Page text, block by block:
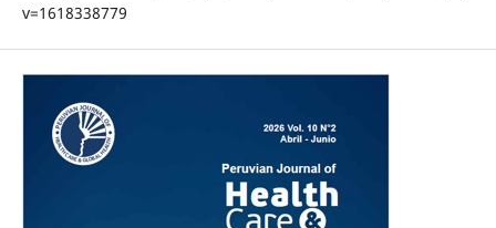
v=1618338779